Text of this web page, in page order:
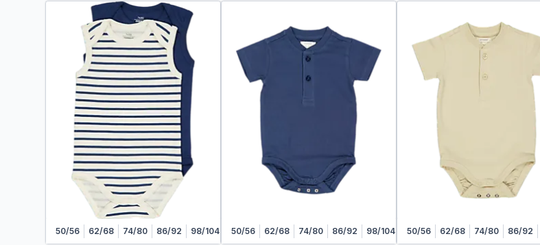
50/56 62/68 74/80 86/92 98/104 50/56 62/68 74/80 86/92 98/104 50/56 62/68 74/80 86/92